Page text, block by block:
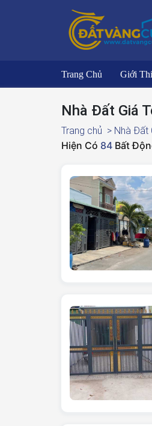
Trang Chủ Giới
Nhà Đất Giá
Trang chủ > Nhà Đất
Hiện Có 84 Bất